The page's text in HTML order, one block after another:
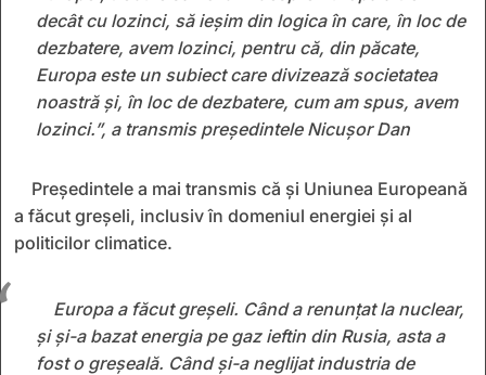
decât cu lozinci, să ieșim din logica în care, în loc de
dezbatere, avem lozinci, pentru că, din păcate,
Europa este un subiect care divizează societatea
noastră și, în loc de dezbatere, cum am spus, avem
lozinci.”, a transmis președintele Nicușor Dan
Președintele a mai transmis că și Uniunea Europeană
a făcut greșeli, inclusiv în domeniul energiei și al
politicilor climatice.
Europa a făcut greșeli. Când a renunțat la nuclear,
și și-a bazat energia pe gaz ieftin din Rusia, asta a
fost o greșeală. Când și-a neglijat industria de